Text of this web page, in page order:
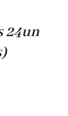
24un